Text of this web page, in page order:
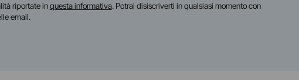
riportate inquesta informativa. Potrai disiscriverti in qualsiasi momento con
email.